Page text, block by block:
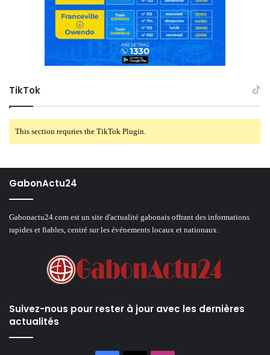
TikTok
This section requries the TikTok Plugin.
GabonActu24
Gabonactu24.com est un site d'actualité gabonais offrant des informations
rapides et fiables, centré sur les événements locaux et nationaux.
Suivez-nous pour rester à jour avec les dernières
actualités